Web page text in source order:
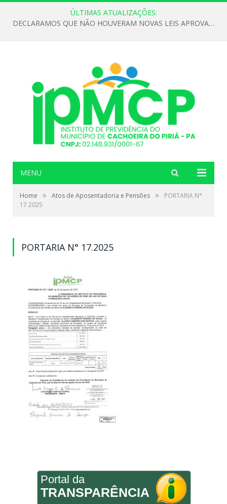
ÚLTIMAS ATUALIZAÇÕES:
DECLARAMOS QUE NÃO HOUVERAM NOVAS LEIS APROVADAS ATÉ O MOMENTO PARA O INSTITUTO DE PREVIDÊNCIA NO ANO DE 2026
MENU
Home » Atos de Aposentadoria e Pensões »
PORTARIA N°
17.2025
PORTARIA N° 17.2025
Portal da
TRANSPARÊNCIA